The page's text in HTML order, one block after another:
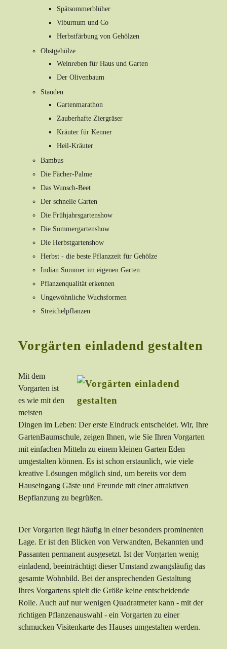
Spätsommerblüher
Viburnum und Co
Herbstfärbung von Gehölzen
Obstgehölze
Weinreben für Haus und Garten
Der Olivenbaum
Stauden
Gartenmarathon
Zauberhafte Ziergräser
Kräuter für Kenner
Heil-Kräuter
Bambus
Die Fächer-Palme
Das Wunsch-Beet
Der schnelle Garten
Die Frühjahrsgartenshow
Die Sommergartenshow
Die Herbstgartenshow
Herbst - die beste Pflanzzeit für Gehölze
Indian Summer im eigenen Garten
Pflanzenqualität erkennen
Ungewöhnliche Wuchsformen
Streichelpflanzen
Vorgärten einladend gestalten
Mit dem
Vorgarten ist
es wie mit den
meisten
Dingen im Leben: Der erste Eindruck entscheidet. Wir, Ihre
GartenBaumschule, zeigen Ihnen, wie Sie Ihren Vorgarten
mit einfachen Mitteln zu einem kleinen Garten Eden
umgestalten können. Es ist schon erstaunlich, wie viele
kreative Lösungen möglich sind, um bereits vor dem
Hauseingang Gäste und Freunde mit einer attraktiven
Bepflanzung zu begrüßen.
Der Vorgarten liegt häufig in einer besonders prominenten
Lage. Er ist den Blicken von Verwandten, Bekannten und
Passanten permanent ausgesetzt. Ist der Vorgarten wenig
einladend, beeinträchtigt dieser Umstand zwangsläufig das
gesamte Wohnbild. Bei der ansprechenden Gestaltung
Ihres Vorgartens spielt die Größe keine entscheidende
Rolle. Auch auf nur wenigen Quadratmeter kann - mit der
richtigen Pflanzenauswahl - ein Vorgarten zu einer
schmucken Visitenkarte des Hauses umgestalten werden.